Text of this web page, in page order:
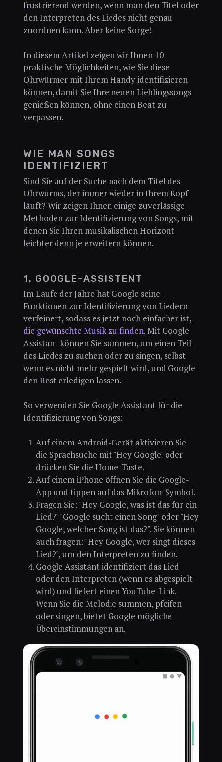
frustrierend werden, wenn man den Titel oder
den Interpreten des Liedes nicht genau
zuordnen kann. Aber keine Sorge!
In diesem Artikel zeigen wir Ihnen 10
praktische Möglichkeiten, wie Sie diese
Ohrwürmer mit Ihrem Handy identifizieren
können, damit Sie Ihre neuen Lieblingssongs
genießen können, ohne einen Beat zu
verpassen.
WIE MAN SONGS
IDENTIFIZIERT
Sind Sie auf der Suche nach dem Titel des
Ohrwurms, der immer wieder in Ihrem Kopf
läuft? Wir zeigen Ihnen einige zuverlässige
Methoden zur Identifizierung von Songs, mit
denen Sie Ihren musikalischen Horizont
leichter denn je erweitern können.
1. GOOGLE-ASSISTENT
Im Laufe der Jahre hat Google seine
Funktionen zur Identifizierung von Liedern
verfeinert, sodass es jetzt noch einfacher ist,
die gewünschte Musik zu finden. Mit Google
Assistant können Sie summen, um einen Teil
des Liedes zu suchen oder zu singen, selbst
wenn es nicht mehr gespielt wird, und Google
den Rest erledigen lassen.
So verwenden Sie Google Assistant für die
Identifizierung von Songs:
Auf einem Android-Gerät aktivieren Sie
die Sprachsuche mit "Hey Google" oder
drücken Sie die Home-Taste.
Auf einem iPhone öffnen Sie die Google-
App und tippen auf das Mikrofon-Symbol.
Fragen Sie: "Hey Google, was ist das für ein
Lied?" "Google sucht einen Song" oder "Hey
Google, welcher Song ist das?". Sie können
auch fragen: "Hey Google, wer singt dieses
Lied?", um den Interpreten zu finden.
Google Assistant identifiziert das Lied
oder den Interpreten (wenn es abgespielt
wird) und liefert einen YouTube-Link.
Wenn Sie die Melodie summen, pfeifen
oder singen, bietet Google mögliche
Übereinstimmungen an.